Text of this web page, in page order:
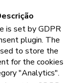
is set by GDPR
plugin. The
to store the
for the cookies
"Analytics".